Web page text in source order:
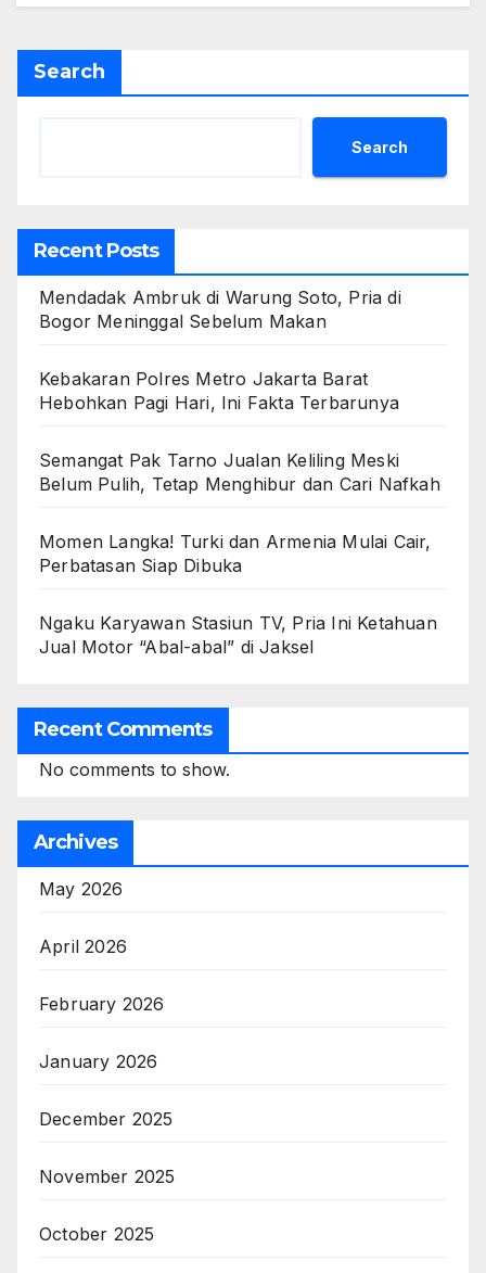
Search
Search
Recent Posts
Mendadak Ambruk di Warung Soto, Pria di
Bogor Meninggal Sebelum Makan
Kebakaran Polres Metro Jakarta Barat
Hebohkan Pagi Hari, Ini Fakta Terbarunya
Semangat Pak Tarno Jualan Keliling Meski
Belum Pulih, Tetap Menghibur dan Cari Nafkah
Momen Langka! Turki dan Armenia Mulai Cair,
Perbatasan Siap Dibuka
Ngaku Karyawan Stasiun TV, Pria Ini Ketahuan
Jual Motor “Abal-abal” di Jaksel
Recent Comments
No comments to show.
Archives
May 2026
April 2026
February 2026
January 2026
December 2025
November 2025
October 2025